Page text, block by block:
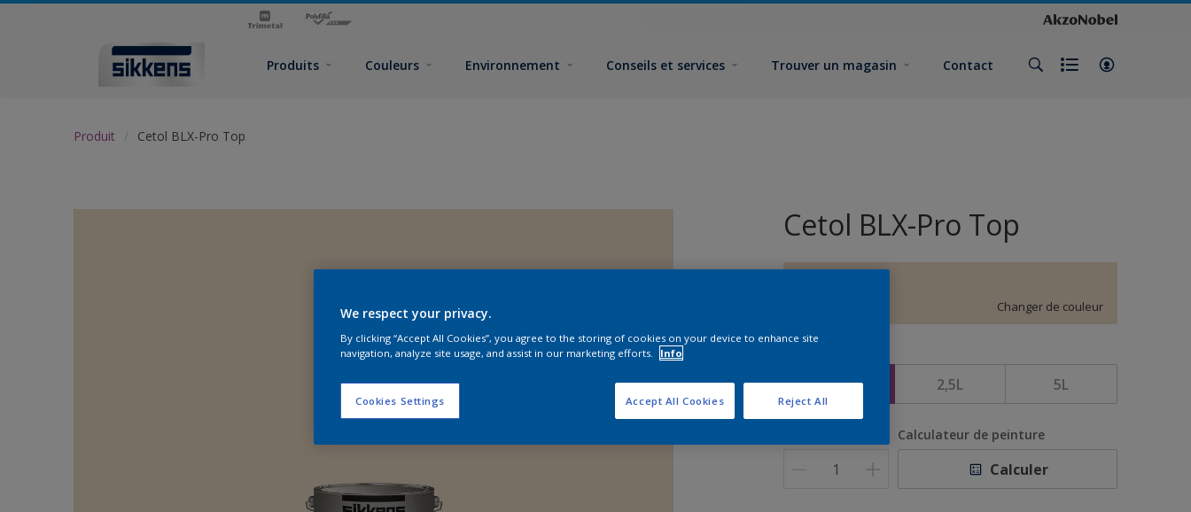
Produits Couleurs Environnement Conseils et services Trouver un magasin Contact
Produit Cetol BLX-Pro Top
Cetol BLX-Pro Top
Changer de couleur
1L 2,5L 5L
Calculateur de peinture
Calculer
We respect your privacy.
By clicking “Accept All Cookies”, you agree to the storing of cookies on your device to enhance site
navigation, analyze site usage, and assist in our marketing efforts.
Info
Cookies Settings Reject All
Accept All Cookies